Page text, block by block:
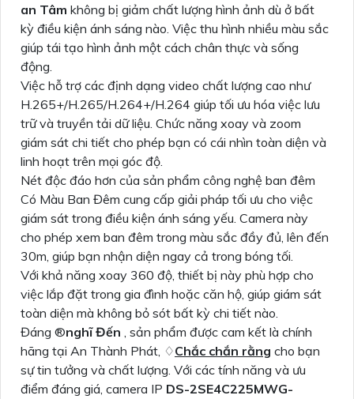
an Tâm không bị giảm chất lượng hình ảnh dù ở bất
kỳ điều kiện ánh sáng nào. Việc thu hình nhiều màu sắc
giúp tái tạo hình ảnh một cách chân thực và sống
động.
Việc hỗ trợ các định dạng video chất lượng cao như
H.265+/H.265/H.264+/H.264 giúp tối ưu hóa việc lưu
trữ và truyền tải dữ liệu. Chức năng xoay và zoom
giám sát chi tiết cho phép bạn có cái nhìn toàn diện và
linh hoạt trên mọi góc độ.
Nét độc đáo hơn của sản phẩm công nghệ ban đêm
Có Màu Ban Đêm cung cấp giải pháp tối ưu cho việc
giám sát trong điều kiện ánh sáng yếu. Camera này
cho phép xem ban đêm trong màu sắc đầy đủ, lên đến
30m, giúp bạn nhận diện ngay cả trong bóng tối.
Với khả năng xoay 360 độ, thiết bị này phù hợp cho
việc lắp đặt trong gia đình hoặc căn hộ, giúp giám sát
toàn diện mà không bỏ sót bất kỳ chi tiết nào.
Đáng ®️nghĩ Đến , sản phẩm được cam kết là chính
hãng tại An Thành Phát, ♢Chắc chắn rằng cho bạn
sự tin tưởng và chất lượng. Với các tính năng và ưu
điểm đáng giá, camera IP DS-2SE4C225MWG-